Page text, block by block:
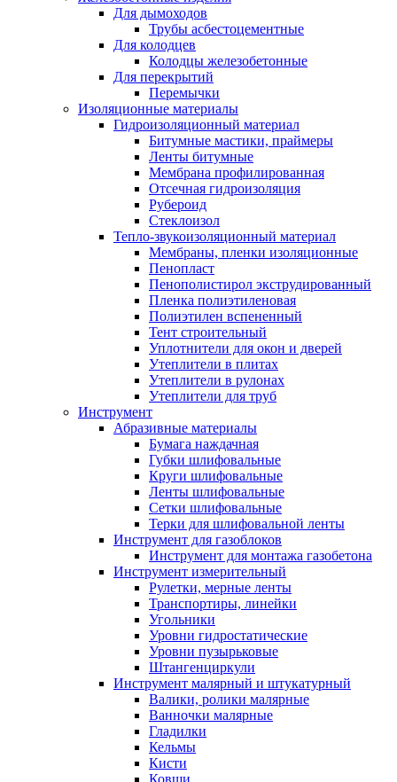
Для дымоходов
Трубы асбестоцементные
Для колодцев
Колодцы железобетонные
Для перекрытий
Перемычки
Изоляционные материалы
Гидроизоляционный материал
Битумные мастики, праймеры
Ленты битумные
Мембрана профилированная
Отсечная гидроизоляция
Рубероид
Стеклоизол
Тепло-звукоизоляционный материал
Мембраны, пленки изоляционные
Пенопласт
Пенополистирол экструдированный
Пленка полиэтиленовая
Полиэтилен вспененный
Тент строительный
Уплотнители для окон и дверей
Утеплители в плитах
Утеплители в рулонах
Утеплители для труб
Инструмент
Абразивные материалы
Бумага наждачная
Губки шлифовальные
Круги шлифовальные
Ленты шлифовальные
Сетки шлифовальные
Терки для шлифовальной ленты
Инструмент для газоблоков
Инструмент для монтажа газобетона
Инструмент измерительный
Рулетки, мерные ленты
Транспортиры, линейки
Угольники
Уровни гидростатические
Уровни пузырьковые
Штангенциркули
Инструмент малярный и штукатурный
Валики, ролики малярные
Ванночки малярные
Гладилки
Кельмы
Кисти
Ковши